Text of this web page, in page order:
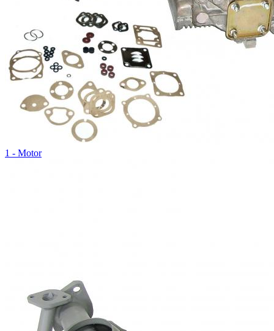
1 - Motor